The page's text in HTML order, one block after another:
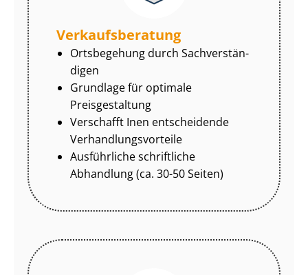
Ver­kaufs­be­ra­tung
Ortsbegehung durch Sach­ver­stän­
di­gen
Grundlage für optimale
Preisgestaltung
Verschafft Inen entscheidende
Ver­hand­lungs­vor­tei­le
Ausführliche schriftliche
Abhandlung (ca. 30-50 Seiten)